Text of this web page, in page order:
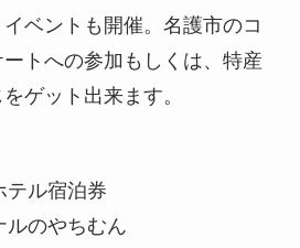
ベントも開催。名護市のコ
トへの参加もしくは、特産
ゲット出来ます。
ル宿泊券
のやちむん